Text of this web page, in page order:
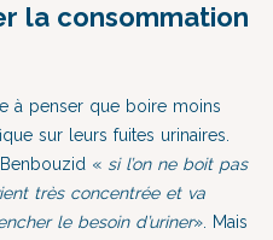
la consommation
à penser que boire moins
sur leurs fuites urinaires.
Benbouzid « si l’on ne boit pas
très concentrée et va
le besoin d’uriner». Mais